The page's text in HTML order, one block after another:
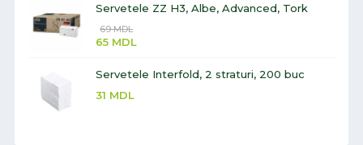
Servetele ZZ H3, Albe, Advanced, Tork
69MDL
65 MDL
Servetele Interfold, 2 straturi, 200 buc
31 MDL